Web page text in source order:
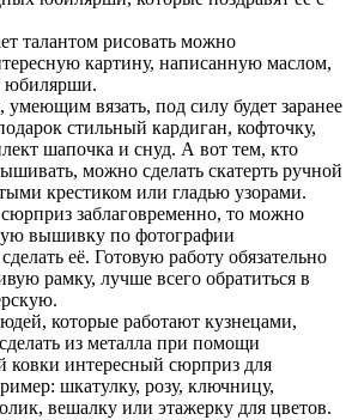
талантом рисовать можно
картину, написанную маслом,
юбилярши.
умеющим вязать, под силу будет заранее
стильный кардиган, кофточку,
шапочка и снуд. А вот тем, кто
можно сделать скатерть ручной
крестиком или гладью узорами.
заблаговременно, то можно
вышивку по фотографии
её. Готовую работу обязательно
рамку, лучше всего обратиться в
которые работают кузнецами,
из металла при помощи
ковки интересный сюрприз для
шкатулку, розу, ключницу,
вешалку или этажерку для цветов.